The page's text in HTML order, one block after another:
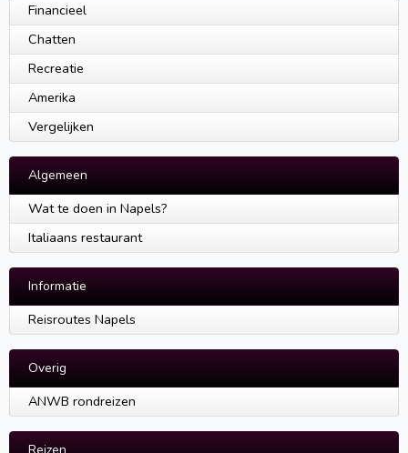
Financieel
Chatten
Recreatie
Amerika
Vergelijken
Algemeen
Wat te doen in Napels?
Italiaans restaurant
Informatie
Reisroutes Napels
Overig
ANWB rondreizen